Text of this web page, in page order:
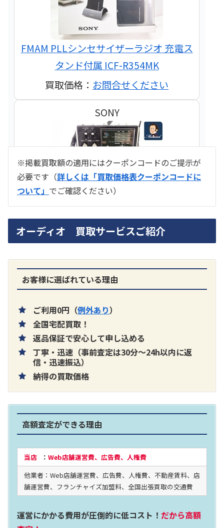
FMAM PLLシンセサイザーラジオ 充電ス
タンド付属 ICF-R354MK
買取価格： お問合せください
SONY
買取価格：お問合せください
SONY
片耳巻き取りイヤホン内蔵ラジオ SRF-
2024年12月更新 オーディオ買取価格
LUXKIT
※掲載買取額の適用にはクーポンコードのご提示が
必要です（詳しくは「買取価格表クーポンコードに
ついて」 でご確認ください）
オーディオ 買取サービスご紹介
お客様に選ばれている理由
ご利用0円（例外あり）
全国宅配買取！
返品保証で安心して申し込める
丁寧・迅速（事前査定は30分～24h以内に返
信・迅速振込）
納得の買取価格
高額査定ができる理由
当店： Web店舗運営費、広告費、人権費
他業者：Web店舗運営費、広告費、人権費、不動産賃料、店
舗運営費、フランチャイズ加盟料、全国出張買取の交通費
運営にかかる費用が圧倒的に低コスト！ だから高額